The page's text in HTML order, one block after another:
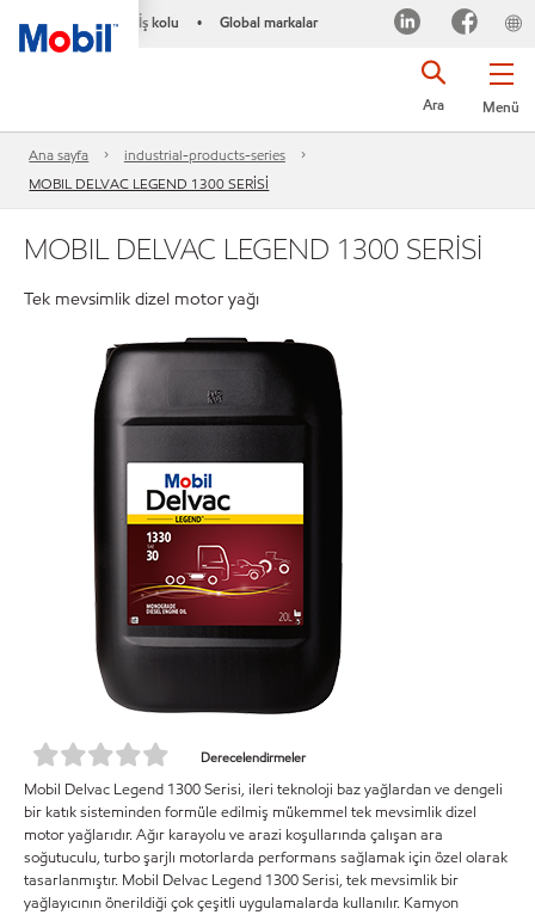
İş kolu • Global markalar
Menü
Ara
Ana sayfa
industrial-products-series
MOBIL DELVAC LEGEND 1300 SERİSİ
MOBIL DELVAC LEGEND 1300 SERİSİ
Tek mevsimlik dizel motor yağı
Derecelendirmeler
Mobil Delvac Legend 1300 Serisi, ileri teknoloji baz yağlardan ve dengeli
bir katık sisteminden formüle edilmiş mükemmel tek mevsimlik dizel
motor yağlarıdır. Ağır karayolu ve arazi koşullarında çalışan ara
soğutuculu, turbo şarjlı motorlarda performans sağlamak için özel olarak
tasarlanmıştır. Mobil Delvac Legend 1300 Serisi, tek mevsimlik bir
yağlayıcının önerildiği çok çeşitli uygulamalarda kullanılır. Kamyon